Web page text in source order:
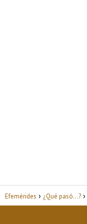
Efemérides ¿Qué pasó...?